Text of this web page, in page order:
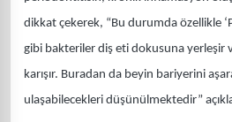
dikkat çekerek, “Bu durumda özellikle
gibi bakteriler diş eti dokusuna yerleşir
karışır. Buradan da beyin bariyerini
ulaşabilecekleri düşünülmektedir”